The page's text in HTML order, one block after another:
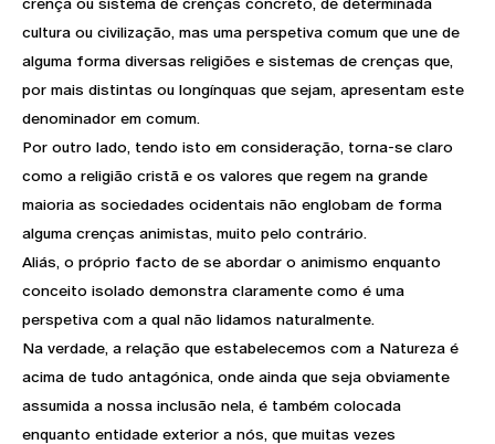
cultura ou civilização, mas uma perspetiva comum que une de
alguma forma diversas religiões e sistemas de crenças que,
por mais distintas ou longínquas que sejam, apresentam este
denominador em comum.
Por outro lado, tendo isto em consideração, torna-se claro
como a religião cristã e os valores que regem na grande
maioria as sociedades ocidentais não englobam de forma
alguma crenças animistas, muito pelo contrário.
Aliás, o próprio facto de se abordar o animismo enquanto
conceito isolado demonstra claramente como é uma
perspetiva com a qual não lidamos naturalmente.
Na verdade, a relação que estabelecemos com a Natureza é
acima de tudo antagónica, onde ainda que seja obviamente
assumida a nossa inclusão nela, é também colocada
enquanto entidade exterior a nós, que muitas vezes